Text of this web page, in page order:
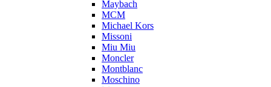
Maybach
MCM
Michael Kors
Missoni
Miu Miu
Moncler
Montblanc
Moschino